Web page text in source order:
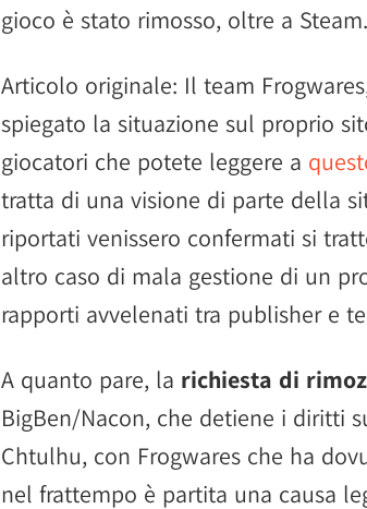
gioco è stato rimosso, oltre a Steam.
Articolo originale: Il team
spiegato la situazione sul proprio
giocatori che potete leggere a
tratta di una visione di parte della
riportati venissero confermati si
altro caso di mala gestione di un
rapporti avvelenati tra publisher e
A quanto pare, la richiesta di
BigBen/Nacon, che detiene i diritti
Chtulhu, con Frogwares che ha
nel frattempo è partita una causa